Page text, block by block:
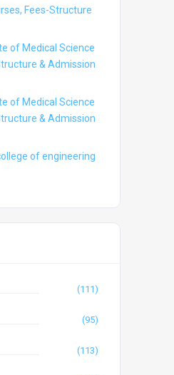
Fees-Structure
of Medical Science
& Admission
of Medical Science
& Admission
of engineering
(111)
(95)
(113)